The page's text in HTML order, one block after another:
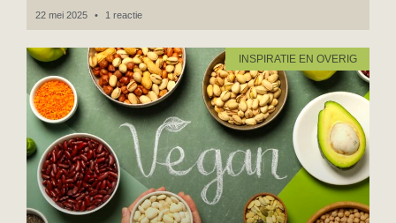
22 mei 2025 1 reactie
INSPIRATIE EN OVERIG